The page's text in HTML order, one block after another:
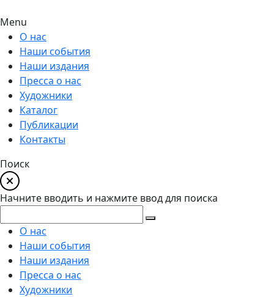
Menu
О нас
Наши события
Наши издания
Пресса о нас
Художники
Каталог
Публикации
Контакты
Поиск
Начните вводить и нажмите ввод для поиска
О нас
Наши события
Наши издания
Пресса о нас
Художники